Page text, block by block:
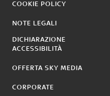
COOKIE POLICY
NOTE LEGALI
DICHIARAZIONE
ACCESSIBILITÀ
OFFERTA SKY MEDIA
CORPORATE